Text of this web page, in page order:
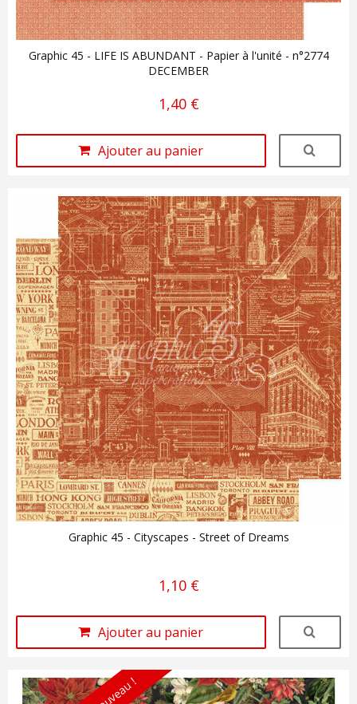
Graphic 45 - LIFE IS ABUNDANT - Papier à l'unité - n°2774
DECEMBER
1,40 €
Ajouter au panier
Graphic 45 - Cityscapes - Street of Dreams
1,10 €
Ajouter au panier